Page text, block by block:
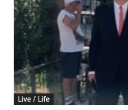
Live / Life